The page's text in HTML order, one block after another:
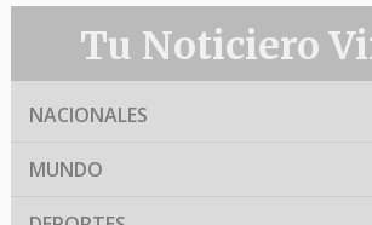
Tu Noticiero
NACIONALES
MUNDO